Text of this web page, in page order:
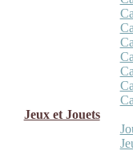
Jeux et Jouets